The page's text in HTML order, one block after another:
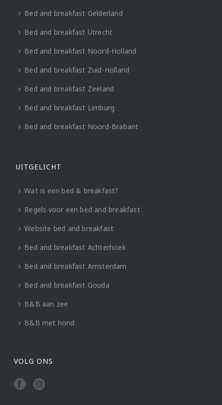
Bed and breakfast Gelderland
Bed and breakfast Utrecht
Bed and breakfast Noord-Holland
Bed and breakfast Zuid-Holland
Bed and breakfast Zeeland
Bed and breakfast Limburg
Bed and breakfast Noord-Brabant
UITGELICHT
Wat is een bed & breakfast?
Regels voor een bed and breakfast
Website bed and breakfast
Bed and breakfast Achterhoek
Bed and breakfast Amsterdam
Bed and breakfast Gouda
B&B aan zee
B&B met hond
VOLG ONS